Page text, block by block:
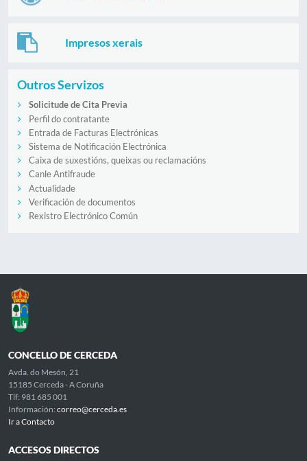
Impresos xerais
Outros Servizos
Solicitude de Cita Previa
Perfil do contratante
Entrada de Facturas Electrónicas
Sistema de Notificación Electrónica
Caixa de suxestións, queixas ou reclamacións
Canle Antifraude
Actualidade
Verificación de documentos
Rexistro Electrónico Común
CONCELLO DE CERCEDA
Avda. do Mesón, 21
15185 Cerceda - A Coruña
Tlf: 981 685 001
Información: correo@cerceda.es
Ir a Contacto
ACCESOS DIRECTOS